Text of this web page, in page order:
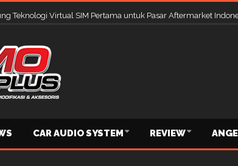
dan Asuka Hadirkan Produk Baru Berteknologi AI di GIIAS
CAR AUDIO SYSTEM REVIEW